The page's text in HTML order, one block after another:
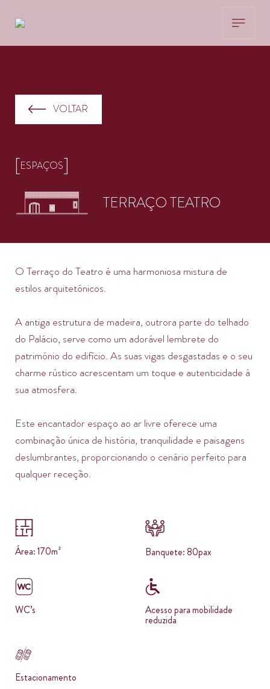
VOLTAR
[ESPAÇOS]
TERRAÇO TEATRO
O Terraço do Teatro é uma harmoniosa mistura de
estilos arquitetónicos.
A antiga estrutura de madeira, outrora parte do telhado
do Palácio, serve como um adorável lembrete do
património do edifício. As suas vigas desgastadas e o seu
charme rústico acrescentam um toque e autenticidade à
sua atmosfera.
Este encantador espaço ao ar livre oferece uma
combinação única de história, tranquilidade e paisagens
deslumbrantes, proporcionando o cenário perfeito para
qualquer receção.
Área: 170m² Banquete: 80pax
WC’s Acesso para mobilidade
reduzida
Estacionamento